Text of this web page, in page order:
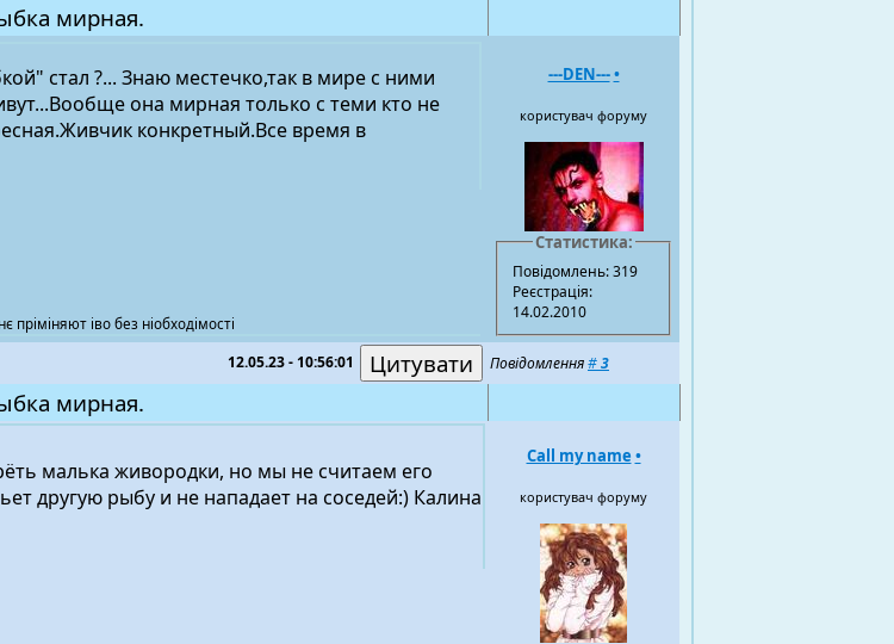
мирная.
стал ?... Знаю местечко,так в мире с ними
она мирная только с теми кто не
конкретный.Все время в
пріміняют іво без ніобходімості
---DEN---•
користувач форуму
Статистика:
Повідомлень: 319
Реєстрація:
14.02.2010
12.05.23 - 10:56:01 Повідомлення#3
мирная.
малька живородки, но мы не считаем его
другую рыбу и не нападает на соседей:) Калина
Call my name •
користувач форуму